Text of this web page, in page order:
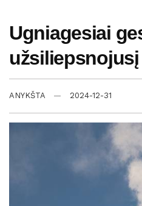
Ugniagesiai
ANYKŠTA 2024-12-31